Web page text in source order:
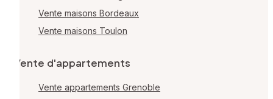
Vente maisons Bordeaux
Vente maisons Toulon
Vente d'appartements
Vente appartements Grenoble